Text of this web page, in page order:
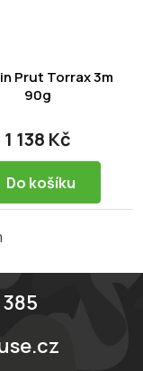
Prut Torrax 3m
90g
1 138 Kč
Do košíku